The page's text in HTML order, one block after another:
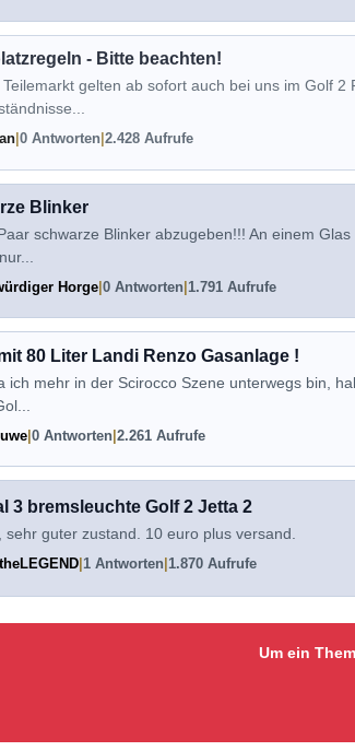
- Bitte beachten!
gelten ab sofort auch bei uns im Golf
0 Antworten 2.428 Aufrufe
Blinker
schwarze Blinker abzugeben!!! An einem
Horge 0 Antworten 1.791 Aufrufe
80 Liter Landi Renzo Gasanlage !
ich mehr in der Scirocco Szene unterwegs bin,
0 Antworten 2.261 Aufrufe
3 bremsleuchte Golf 2 Jetta 2
sehr guter zustand. 10 euro plus versand.
1 Antworten 1.870 Aufrufe
Um ein